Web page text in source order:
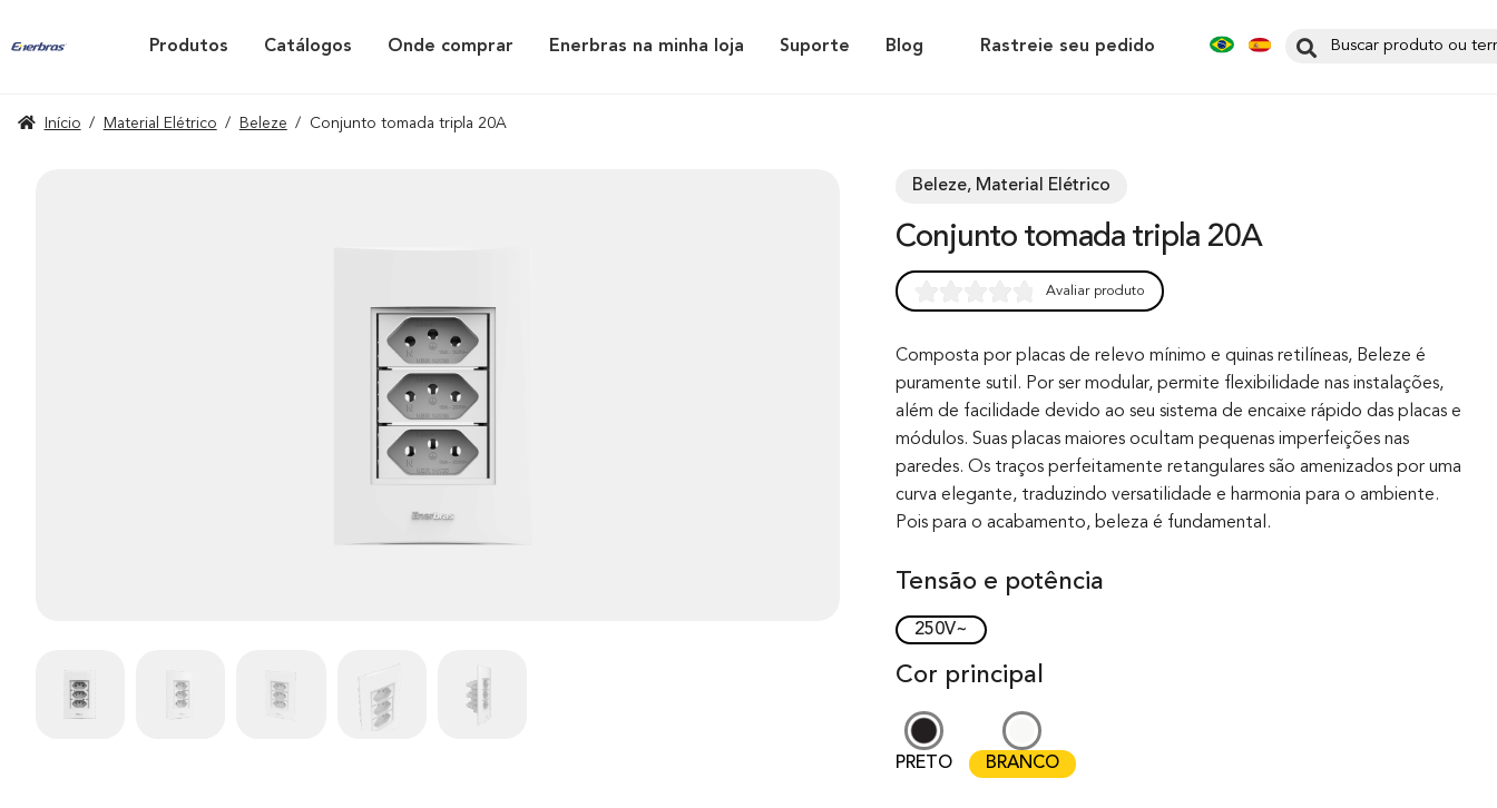
Produtos Catálogos Onde comprar Enerbras na minha loja Suporte Blog Rastreie seu pedido
Início / Material Elétrico / Beleze / Conjunto tomada tripla 20A
Beleze, Material Elétrico
Conjunto tomada tripla 20A
out of 0
based on
customer
rating
Avaliar produto
Composta por placas de relevo mínimo e quinas retilíneas, Beleze é
puramente sutil. Por ser modular, permite flexibilidade nas instalações,
além de facilidade devido ao seu sistema de encaixe rápido das placas e
módulos. Suas placas maiores ocultam pequenas imperfeições nas
paredes. Os traços perfeitamente retangulares são amenizados por uma
curva elegante, traduzindo versatilidade e harmonia para o ambiente.
Pois para o acabamento, beleza é fundamental.
Tensão e potência
250V~
Cor principal
PRETO BRANCO